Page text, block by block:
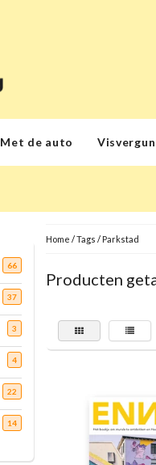
Met de auto
66
37
3
4
22
14
Home /Tags / Parkstad
Producten